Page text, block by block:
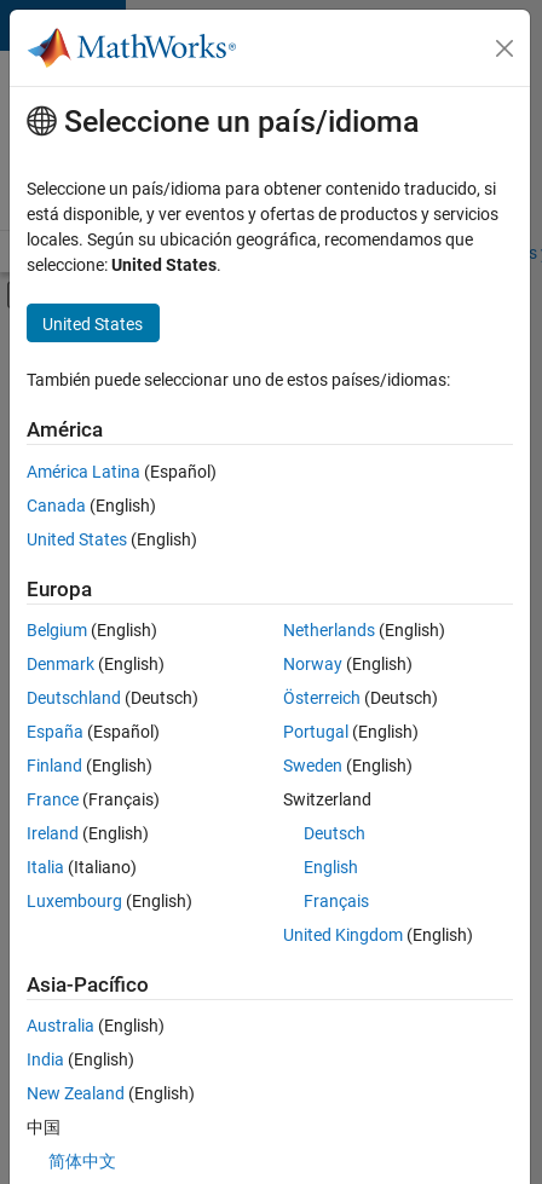
Saltar al contenido
Ofertas
de
empleo
MathWorks
Visión general Búsqueda de empleo Oficinas locales
Contenido principal
FILTRADO POR
Human Resources
Ordenar por
Guardar
empleos
seleccionados
No se
han
traducido
todos
los
empleos.
Busque
por
ubicación
todos
empleos
en su
zona.
Director of Digital Marketing and Campaigns
Seleccione un país/idioma
Seleccione un país/idioma para obtener contenido traducido, si
está disponible, y ver eventos y ofertas de productos y servicios
locales. Según su ubicación geográfica, recomendamos que
seleccione:United States.
United States
También puede seleccionar uno de estos países/idiomas:
América
América Latina (Español)
Canada (English)
United States (English)
Europa
Belgium (English)
Denmark (English)
Deutschland (Deutsch)
España (Español)
Finland (English)
France (Français)
Ireland (English)
Italia (Italiano)
Luxembourg (English)
Netherlands(English)
Norway(English)
Österreich (Deutsch)
Portugal (English)
Sweden (English)
Switzerland
Deutsch
English
Français
United Kingdom(English)
Asia-Pacífico
Australia (English)
India (English)
New Zealand (English)
中国
简体中文